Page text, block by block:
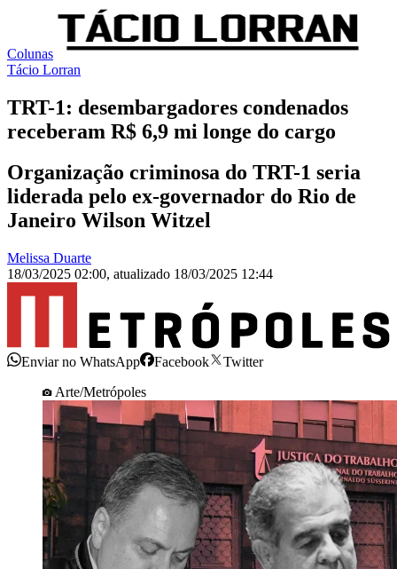
Colunas
Tácio Lorran
TRT-1: desembargadores condenados
receberam R$ 6,9 mi longe do cargo
Organização criminosa do TRT-1 seria
liderada pelo ex-governador do Rio de
Janeiro Wilson Witzel
Melissa Duarte
18/03/2025 02:00, atualizado 18/03/2025 12:44
Enviar no WhatsApp Facebook
Twitter
Arte/Metrópoles